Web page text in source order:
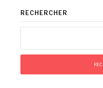
RECHERCHER